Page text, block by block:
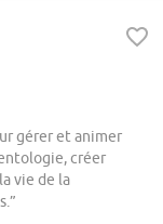
gérer et animer
créer
vie de la